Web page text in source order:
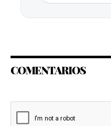
COMENTARIOS